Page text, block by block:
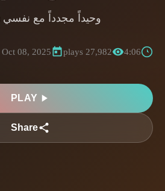
وحيداً مجدداً مع
4:06
27,982 plays
Oct 08, 2025
PLAY
Share